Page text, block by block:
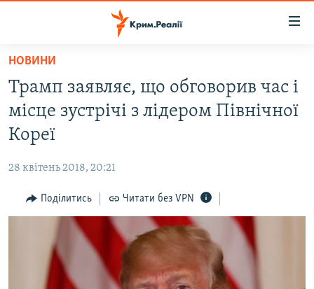
Перейти
основного
матеріалу
Перейти
до
основної
Перейти
до
ВОДА.КРИМ
ВІДЕО ТА ФОТО
БЛОГИ
ПОГЛЯД
ВСЕ ЗА ДЕНЬ
СПЕЦПРОЕКТИ
НОВИНИ
Трамп заявляє, що обговорив час і
місце зустрічі з лідером Північної
Кореї
28 квітень 2018, 20:21
Поділитись Читати без VPN